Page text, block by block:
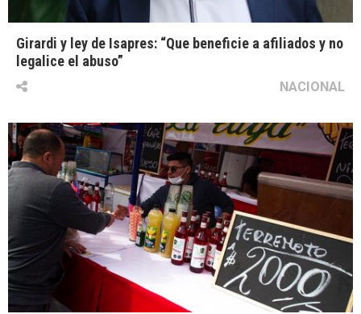
Girardi y ley de Isapres: “Que beneficie a afiliados y no
legalice el abuso”
NACIONAL